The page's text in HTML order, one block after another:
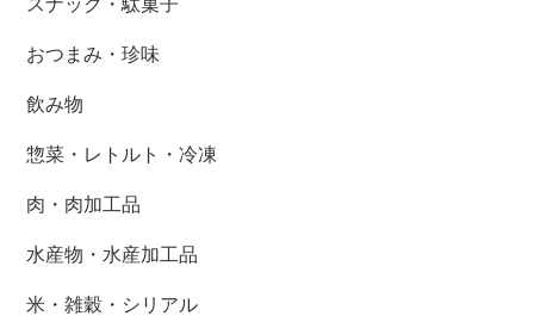
おつまみ・珍味
飲み物
惣菜・レトルト・冷凍
肉・肉加工品
水産物・水産加工品
米・雑穀・シリアル